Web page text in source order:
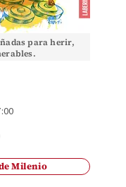
para herir,
Milenio